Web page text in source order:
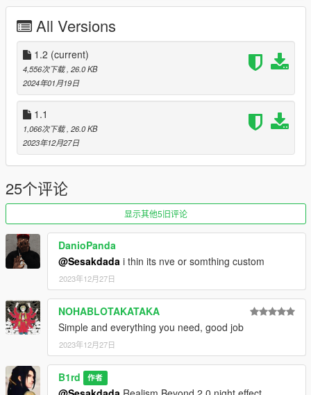
All Versions
1.2 (current)
4,556次下载 , 26.0 KB
2024年01月19日
1.1
1,066次下载 , 26.0 KB
2023年12月27日
25个评论
显示其他5旧评论
DanioPanda
@Sesakdada i thin its nve or somthing custom
2023年12月27日
NOHABLOTAKATAKA
Simple and everything you need, good job
2023年12月27日
B1rd 作者